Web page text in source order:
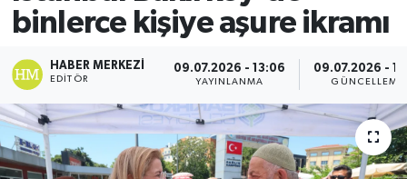
binlerce kişiye aşure ikramı
HABER MERKEZI
EDITÖR
09.07.2026 - 13:06
YAYINLANMA
09.07.2026 -
GÜNCELLEME
EKONOMİ
EĞİTİM
SAĞLIK
MAGAZİN
Tüm Manşetler
Son Dakika Haberleri
Haber Arşivi